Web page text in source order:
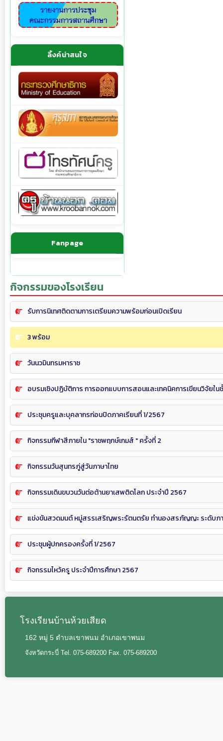
ลิ้งค์น่าสนใจ
Fanpage
กิจกรรมของโรงเรียน
รับการนิเทศติดตามการเตรียมความพร้อมก่อนเปิดเรียน
3 พร้อม
วันนวมินทรมหาราช
อบรมเชิงปฏิบัติการ การออกแบบการสอนและเทคนิคการเขียนวิจัยใน
ประชุมครูและบุคลากรก่อนปิดภาคเรียนที่ 1/2567
กิจกรรมกีฬาสีภายใน "ราชพฤกษ์เกมส์ " ครั้งที่ 2
กิจกรรมวันสุนทรภู่สู่วันภาษาไทย
กิจกรรมเดินขบวนวันต่อต้านยาเสพติดโลก ประจำปี 2567
แข่งขันสวดมนต์ หมู่สรรเสริญพระรัตนตรัย ทำนองสรภัญญะ ระดับภ
ประชุมผู้ปกครองครั้งที่ 1/2567
กิจกรรมไหว้ครู ประจำปีการศึกษา 2567
โรงเรียนบ้านห้วยเสียด
162 หมู่ 5 ตำบลเขาพนม อำเภอเขาพนม
จังหวัดกระบี่ Tel. 075-689200 Fax. 075-689200